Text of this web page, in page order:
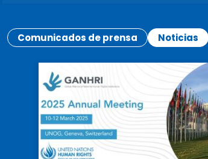
Comunicados de prensa Noticias